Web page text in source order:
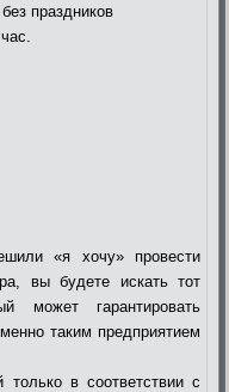
без праздников
«я хочу» провести
вы будете искать тот
может гарантировать
таким предприятием
в соответствии с